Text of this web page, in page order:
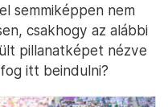
semmiképpen nem
csakhogy az alábbi
pillanatképet nézve
itt beindulni?